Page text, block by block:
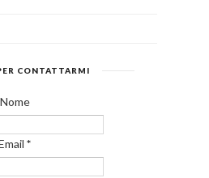
CONTATTARMI
Nome
*